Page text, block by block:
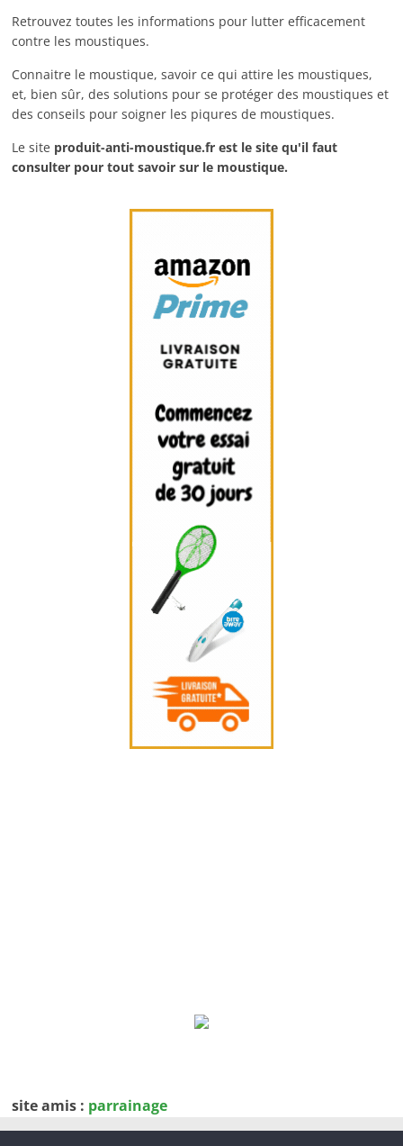
Retrouvez toutes les informations pour lutter efficacement
contre les moustiques.
Connaitre le moustique, savoir ce qui attire les moustiques,
et, bien sûr, des solutions pour se protéger des moustiques et
des conseils pour soigner les piqures de moustiques.
Le site produit-anti-moustique.fr est le site qu'il faut
consulter pour tout savoir sur le moustique.
site amis : parrainage